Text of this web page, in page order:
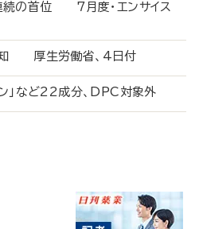
続の首位 7月度・エンサイス
知 厚生労働省、4日付
ン」など22成分、DPC対象外